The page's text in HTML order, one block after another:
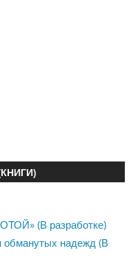
(В разработке)
обманутых надежд (В